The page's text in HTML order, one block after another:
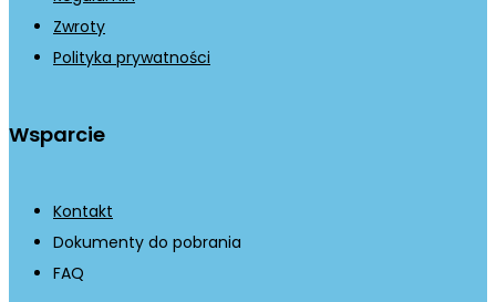
Zwroty
Polityka prywatności
Wsparcie
Kontakt
Dokumenty do pobrania
FAQ